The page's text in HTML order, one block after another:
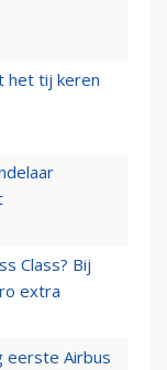
het tij keren
Class? Bij
extra
eerste Airbus